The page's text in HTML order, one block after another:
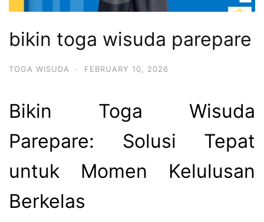
bikin toga wisuda parepare
TOGA WISUDA · FEBRUARY 10, 2026
Bikin Toga Wisuda
Parepare: Solusi Tepat
untuk Momen Kelulusan
Berkelas